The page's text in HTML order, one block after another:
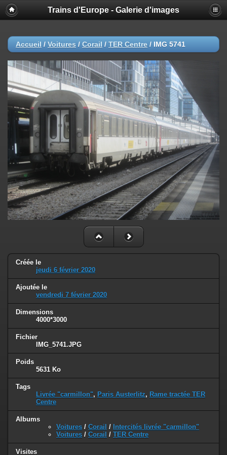
Trains d'Europe - Galerie d'images
Accueil / Voitures / Corail / TER Centre / IMG 5741
Créée le
jeudi 6 février 2020
Ajoutée le
vendredi 7 février 2020
Dimensions
4000*3000
Fichier
IMG_5741.JPG
Poids
5631 Ko
Tags
Livrée "carmillon", Paris Austerlitz, Rame tractée TER
Centre
Albums
Voitures / Corail / Intercités livrée "carmillon"
Voitures / Corail / TER Centre
Visites